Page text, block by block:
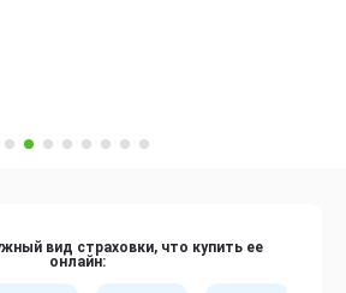
вид страховки, что купить ее
онлайн: